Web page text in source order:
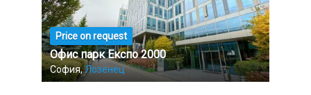
Price on request
Офис парк Експо 2000
София,Лозенец